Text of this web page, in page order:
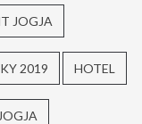
JOGJA
2019 HOTEL
JOGJA